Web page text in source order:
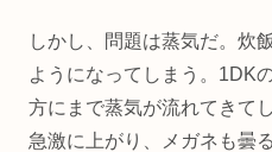
しかし、問題は蒸気だ。炊
ようになってしまう。1DK
方にまで蒸気が流れてきて
急激に上がり、メガネも曇る